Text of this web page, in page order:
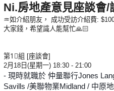
Ni.房地產意見座談會/
♒如介紹朋友， 成功受訪介紹費:
大家錢，希望識人能幫忙🙏🏻
第1⃣組 [座談會]
2月18日(星期一) 18:30 - 21:00
- 現時就職於 仲量聯行Jones
Savills /美聯物業Midland / 中原